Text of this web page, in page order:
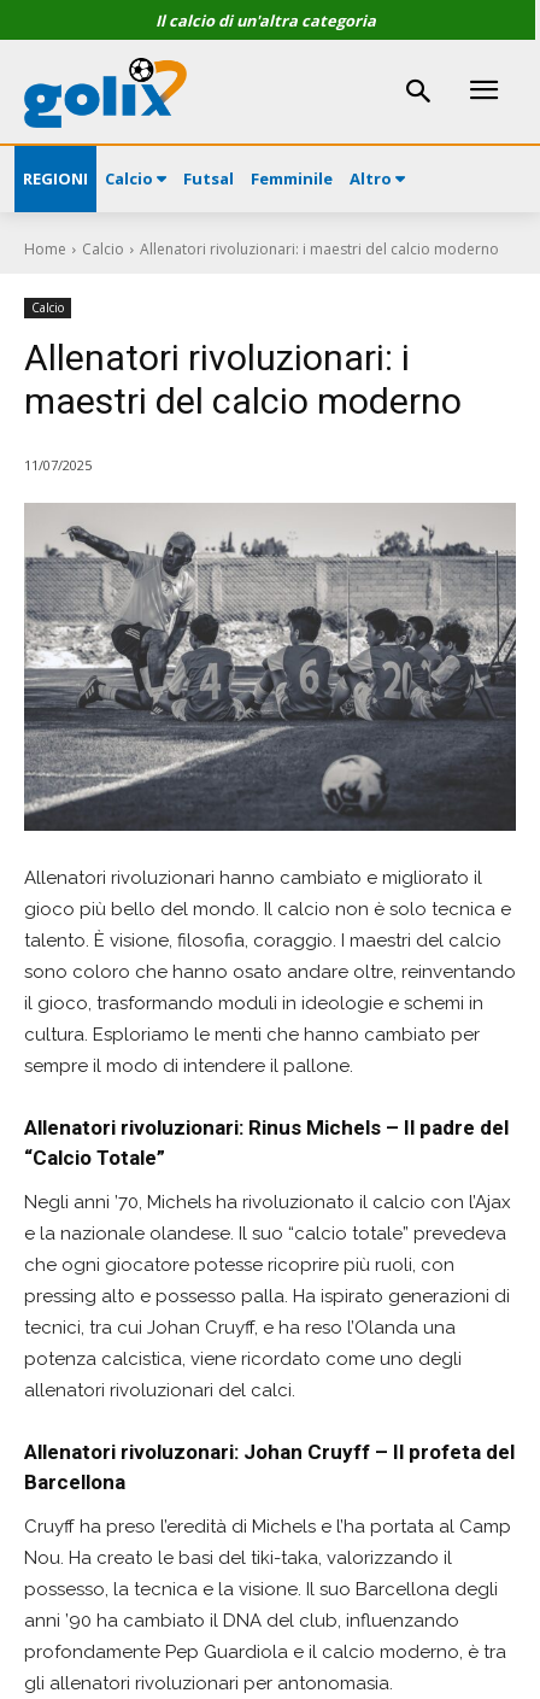
Il calcio di un'altra categoria
REGIONI Calcio Futsal Femminile Altro
Home Calcio Allenatori rivoluzionari: i maestri del calcio moderno
Calcio
Allenatori rivoluzionari: i
maestri del calcio moderno
11/07/2025
Allenatori rivoluzionari hanno cambiato e migliorato il
gioco più bello del mondo. Il calcio non è solo tecnica e
talento. È visione, filosofia, coraggio. I maestri del calcio
sono coloro che hanno osato andare oltre, reinventando
il gioco, trasformando moduli in ideologie e schemi in
cultura. Esploriamo le menti che hanno cambiato per
sempre il modo di intendere il pallone.
Allenatori rivoluzionari: Rinus Michels – Il padre del
“Calcio Totale”
Negli anni ’70, Michels ha rivoluzionato il calcio con l’Ajax
e la nazionale olandese. Il suo “calcio totale” prevedeva
che ogni giocatore potesse ricoprire più ruoli, con
pressing alto e possesso palla. Ha ispirato generazioni di
tecnici, tra cui Johan Cruyff, e ha reso l’Olanda una
potenza calcistica, viene ricordato come uno degli
allenatori rivoluzionari del calci.
Allenatori rivoluzonari: Johan Cruyff – Il profeta del
Barcellona
Cruyff ha preso l’eredità di Michels e l’ha portata al Camp
Nou. Ha creato le basi del tiki-taka, valorizzando il
possesso, la tecnica e la visione. Il suo Barcellona degli
anni ’90 ha cambiato il DNA del club, influenzando
profondamente Pep Guardiola e il calcio moderno, è tra
gli allenatori rivoluzionari per antonomasia.